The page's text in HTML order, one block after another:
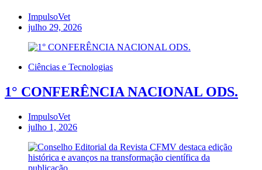
ImpulsoVet
julho 29, 2026
Ciências e Tecnologias
1° CONFERÊNCIA NACIONAL ODS.
ImpulsoVet
julho 1, 2026